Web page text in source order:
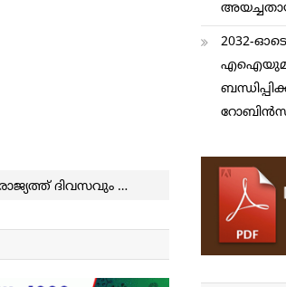
രാജ്യത്ത് ദിവസവും ക്രൈസ്തവ വിരുദ്ധ ആക്രമണങ്ങള്‍ നടക്കുന്നതായി സിബിസിഐ
2032-